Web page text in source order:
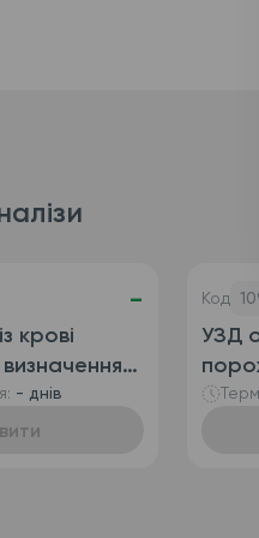
-
крові
+ ручна
- днів
Код
УЗД